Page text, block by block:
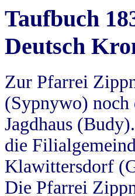
Taufbuch
Deutsch
Zur Pfarrei
(Sypnywo) noch
Jagdhaus
die
Klawittersdorf
Die Pfarrei